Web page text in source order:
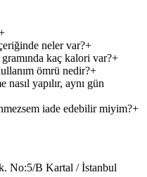
neler var?+
kaç kalori var?+
ömrü nedir?+
yapılır, aynı gün
iade edebilir miyim?+
No:5/B Kartal / İstanbul